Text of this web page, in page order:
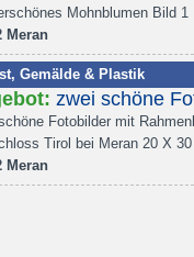
Mohnblumen Bild
Meran
Gemälde & Plastik
zwei schöne
Fotobilder mit
Tirol bei Meran 20 X
Meran